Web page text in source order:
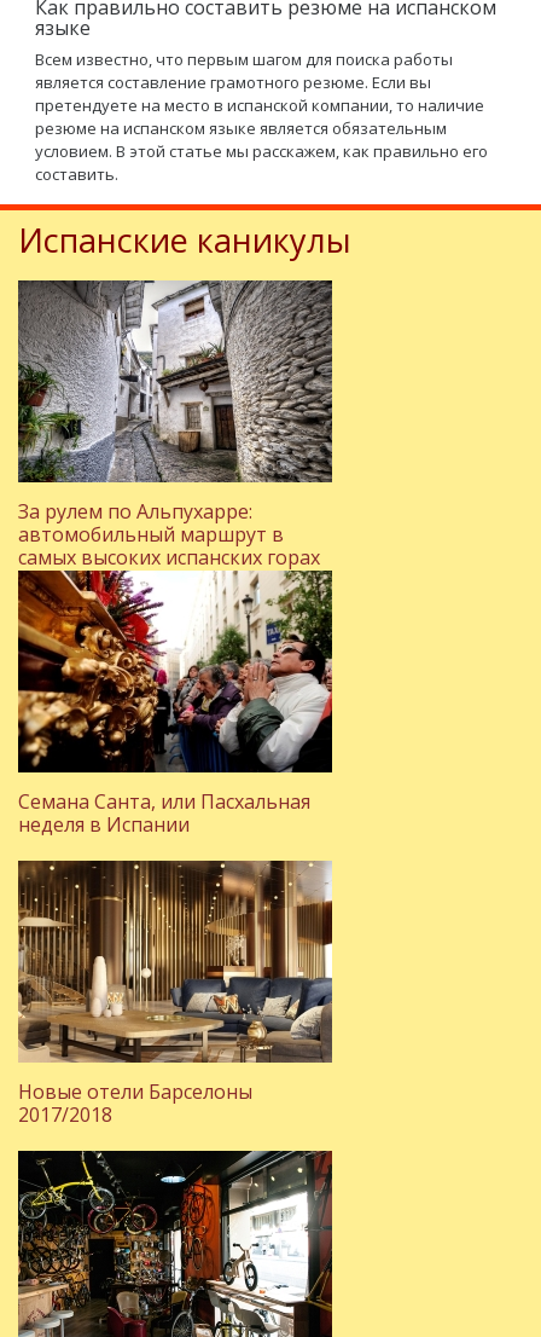
Как правильно составить резюме на испанском
языке
Всем известно, что первым шагом для поиска работы
является составление грамотного резюме. Если вы
претендуете на место в испанской компании, то наличие
резюме на испанском языке является обязательным
условием. В этой статье мы расскажем, как правильно его
составить.
Испанские каникулы
За рулем по Альпухарре:
автомобильный маршрут в
самых высоких испанских горах
Семана Санта, или Пасхальная
неделя в Испании
Новые отели Барселоны
2017/2018